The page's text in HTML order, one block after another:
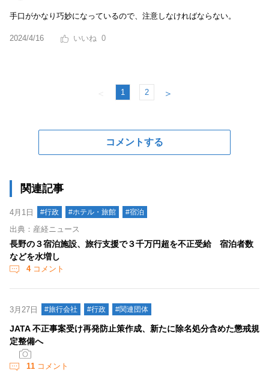
手口がかなり巧妙になっているので、注意しなければならない。
2024/4/16 0
＜ 1 2 ＞
コメントする
関連記事
4月1日 #行政 #ホテル・旅館 #宿泊
出典：産経ニュース
長野の３宿泊施設、旅行支援で３千万円超を不正受給 宿泊者数
などを水増し
4コメント
3月27日 #旅行会社 #行政 #関連団体
JATA 不正事案受け再発防止策作成、新たに除名処分含めた懲戒規
定整備へ
11 コメント